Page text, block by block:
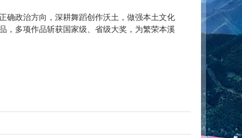
确政治方向，深耕舞蹈创作沃土，做强本土文化
，多项作品斩获国家级、省级大奖，为繁荣本溪